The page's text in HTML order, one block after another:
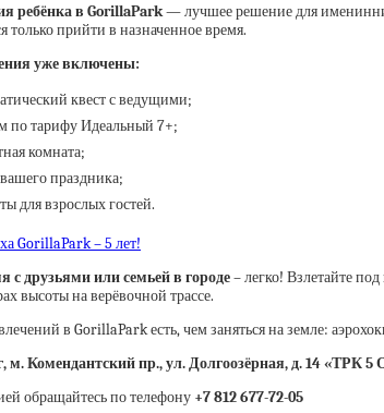
ребёнка в GorillaPark— лучшее решение для
только прийти в назначенное время.
уже включены:
квест с ведущими;
по тарифу Идеальный 7+;
комната;
праздника;
для взрослых гостей.
с друзьями или семьей в городе– легко! Взлетайте
высоты на верёвочной трассе.
в GorillaPark есть, чем заняться на земле:
м. Комендантский пр., ул. Долгоозёрная, д. 14 «ТРК 5
обращайтесь по телефону +7 812 677-72-05